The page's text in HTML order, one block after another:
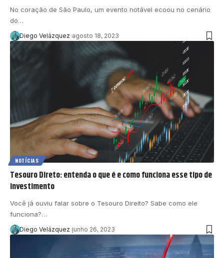
No coração de São Paulo, um evento notável ecoou no cenário
do…
Diego Velázquez agosto 18, 2023
NOTÍCIAS
Tesouro Direto: entenda o que é e como funciona esse tipo de
investimento
Você já ouviu falar sobre o Tesouro Direito? Sabe como ele
funciona?…
Diego Velázquez junho 26, 2023